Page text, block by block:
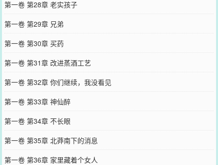
第一卷 第28章 老实孩子
第一卷 第29章 兄弟
第一卷 第30章 买药
第一卷 第31章 改进蒸酒工艺
第一卷 第32章 你们继续，我没看见
第一卷 第33章 神仙醉
第一卷 第34章 不长眼
第一卷 第35章 北莽南下的消息
第一卷 第36章 家里藏着个女人